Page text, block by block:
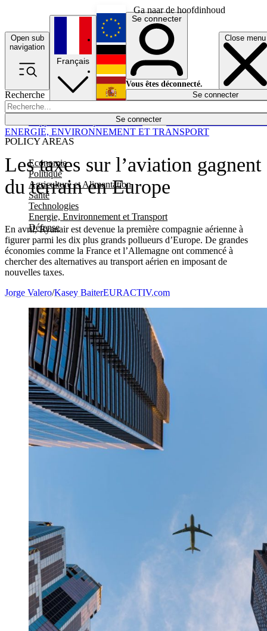
Ga naar de hoofdinhoud
Open sub
navigation
Close menu
Recherche
Se connecter
POLICY AREAS
Economie
Politique
Agriculture et Alimentation
Santé
Technologies
Energie, Environnement et Transport
Défense
Économie
Français
English
Deutsch
Español
Se connecter
Vous êtes déconnecté.
Se connecter
Les taxes sur l’aviation gagnent
du terrain en Europe
En avril, Ryanair est devenue la première compagnie aérienne à
figurer parmi les dix plus grands pollueurs d’Europe. De grandes
économies comme la France et l’Allemagne ont commencé à
chercher des alternatives au transport aérien en imposant de
nouvelles taxes.
ENERGIE, ENVIRONNEMENT ET TRANSPORT
Jorge Valero/Kasey BaiterEURACTIV.com